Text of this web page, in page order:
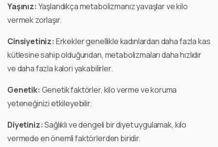
Yaşınız: Yaşlandıkça metabolizmanız yavaşlar ve kilo
vermek zorlaşır.
Cinsiyetiniz: Erkekler genellikle kadınlardan daha fazla kas
kütlesine sahip olduğundan, metabolizmaları daha hızlıdır
ve daha fazla kalori yakabilirler.
Genetik: Genetik faktörler, kilo verme ve koruma
yeteneğinizi etkileyebilir.
Diyetiniz:Sağlıklı ve dengeli bir diyet uygulamak, kilo
vermede en önemli faktörlerden biridir.